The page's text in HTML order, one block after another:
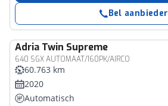
Bel aanbieder
Adria Twin Supreme
640 SGX AUTOMAAT/160PK/AIRCO
60.763 km
2020
Automatisch